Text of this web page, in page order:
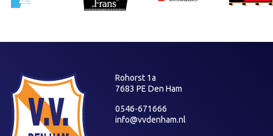
Rohorst 1a
7683 PE Den Ham
0546-671666
info@vvdenham.nl